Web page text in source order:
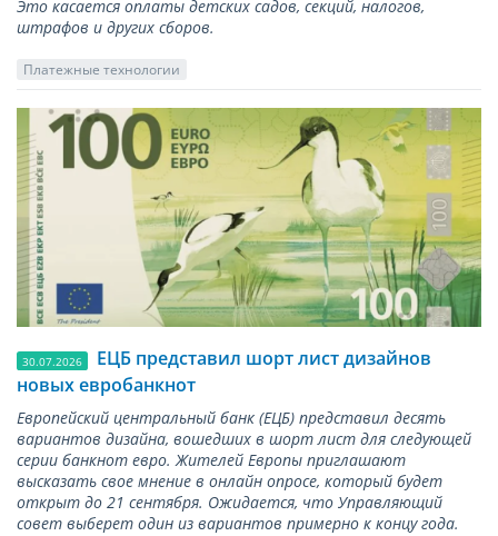
Это касается оплаты детских садов, секций, налогов,
штрафов и других сборов.
Платежные технологии
30.07.2026
ЕЦБ представил шорт лист дизайнов
новых евробанкнот
Европейский центральный банк (ЕЦБ) представил десять
вариантов дизайна, вошедших в шорт лист для следующей
серии банкнот евро. Жителей Европы приглашают
высказать свое мнение в онлайн опросе, который будет
открыт до 21 сентября. Ожидается, что Управляющий
совет выберет один из вариантов примерно к концу года.